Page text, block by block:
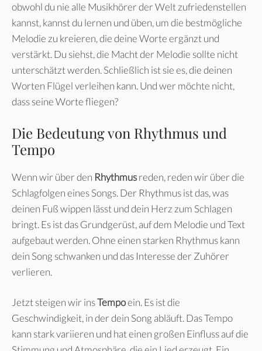
obwohl du nie alle Musikhörer der Welt zufriedenstellen
kannst, kannst du lernen und üben, um die bestmögliche
Melodie zu kreieren, die deine Worte ergänzt und
verstärkt. Du siehst, die Macht der Melodie sollte nicht
unterschätzt werden. Schließlich ist sie es, die deinen
Worten Flügel verleihen kann. Und wer möchte nicht,
dass seine Worte fliegen?
Die Bedeutung von Rhythmus und
Tempo
Wenn wir über den Rhythmusreden, reden wir über die
Schlagfolgen eines Songs. Der Rhythmus ist das, was
deinen Fuß wippen lässt und dein Herz zum Schlagen
bringt. Es ist das Grundgerüst, auf dem Melodie und Text
aufgebaut werden. Ohne einen starken Rhythmus kann
dein Song schwanken und das Interesse der Zuhörer
verlieren.
Jetzt steigen wir insTempoein. Es ist die
Geschwindigkeit, in der dein Song abläuft. Das Tempo
kann stark variieren und hat einen großen Einfluss auf die